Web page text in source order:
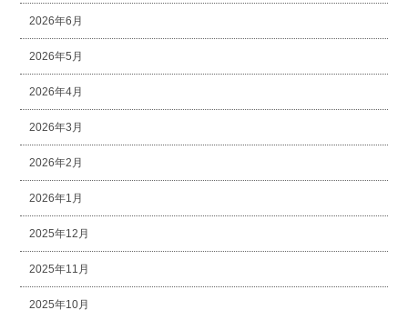
2026年6月
2026年5月
2026年4月
2026年3月
2026年2月
2026年1月
2025年12月
2025年11月
2025年10月